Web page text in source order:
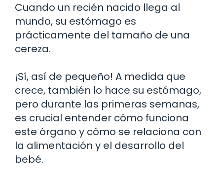
Cuando un recién nacido llega al
mundo, su estómago es
prácticamente del tamaño de una
cereza.
¡Sí, así de pequeño! A medida que
crece, también lo hace su estómago,
pero durante las primeras semanas,
es crucial entender cómo funciona
este órgano y cómo se relaciona con
la alimentación y el desarrollo del
bebé.